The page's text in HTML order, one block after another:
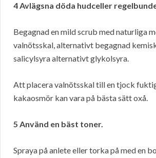
4 Avlägsna döda hudceller
Begagnad en mild scrub med naturliga
valnötsskal, alternativt begagnad
salicylsyra alternativt glykolsyra.
Att placera valnötsskal till en tjock
kakaosmör kan vara på bästa sätt oxå.
5 Använd en bäst toner.
Spraya på anlete eller torka på med en